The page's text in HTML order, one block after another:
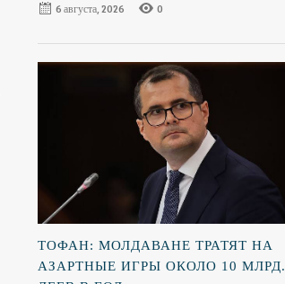
6 августа, 2026
0
ТОФАН: МОЛДАВАНЕ ТРАТЯТ НА
АЗАРТНЫЕ ИГРЫ ОКОЛО 10 МЛРД.